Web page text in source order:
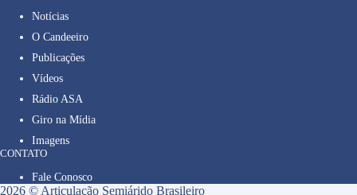
Notícias
O Candeeiro
Publicações
Vídeos
Rádio ASA
Giro na Mídia
Imagens
CONTATO
Fale Conosco
2026 © Articulação Semiárido Brasileiro